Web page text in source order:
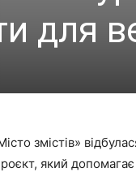
для
змістів»
який